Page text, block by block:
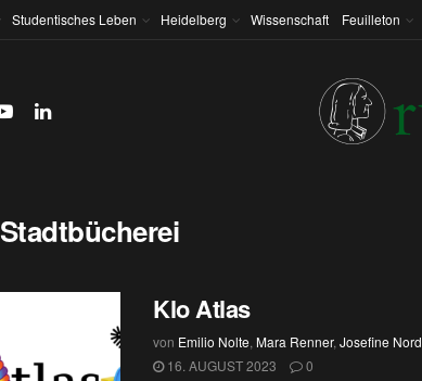
Studentisches Leben Heidelberg Wissenschaft Feuilleton
Stadtbücherei
Klo Atlas
von Emilio Nolte, Mara Renner, Josefine Nord
16. AUGUST 2023
0